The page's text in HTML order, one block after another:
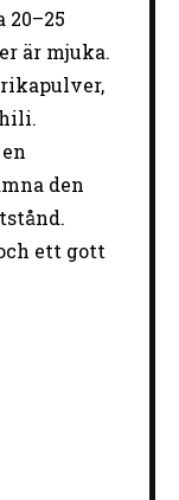
20–25
är mjuka.
den
ett gott